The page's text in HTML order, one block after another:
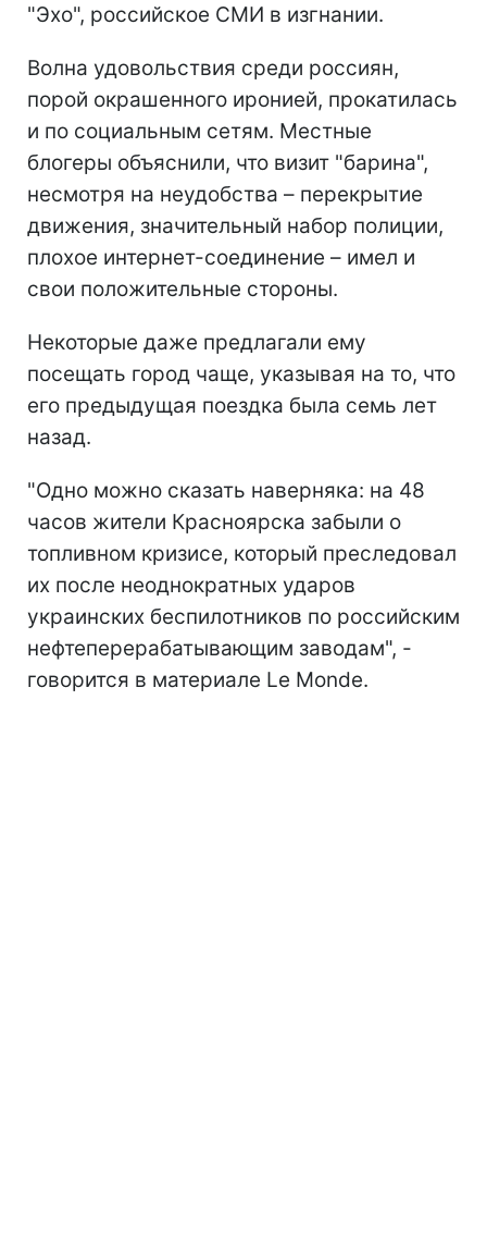
"Эхо", российское СМИ в изгнании.
Волна удовольствия среди россиян,
порой окрашенного иронией, прокатилась
и по социальным сетям. Местные
блогеры объяснили, что визит "барина",
несмотря на неудобства – перекрытие
движения, значительный набор полиции,
плохое интернет-соединение – имел и
свои положительные стороны.
Некоторые даже предлагали ему
посещать город чаще, указывая на то, что
его предыдущая поездка была семь лет
назад.
"Одно можно сказать наверняка: на 48
часов жители Красноярска забыли о
топливном кризисе, который преследовал
их после неоднократных ударов
украинских беспилотников по российским
нефтеперерабатывающим заводам", -
говорится в материале Le Monde.